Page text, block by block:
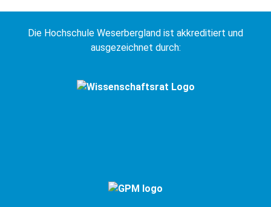
Die Hochschule Weserbergland ist akkreditiert und
ausgezeichnet durch: